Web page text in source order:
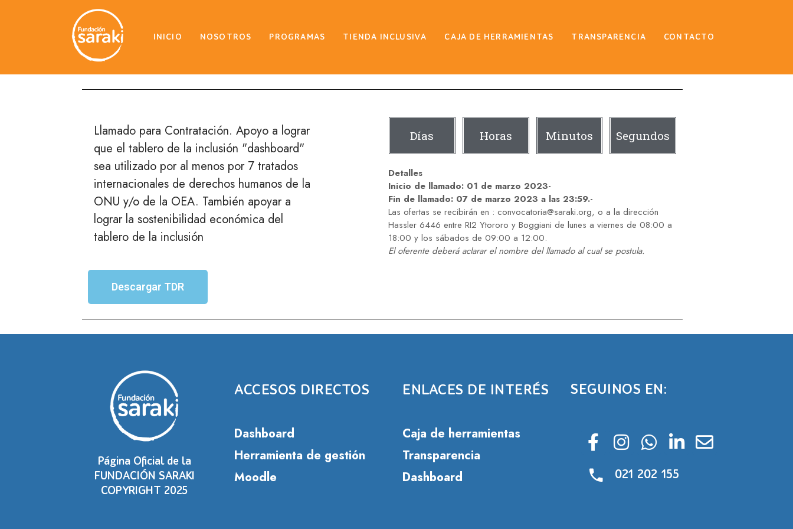
INICIO NOSOTROS PROGRAMAS TIENDA INCLUSIVA CAJA DE HERRAMIENTAS TRANSPARENCIA CONTACTO
Llamado para Contratación. Apoyo a lograr
que el tablero de la inclusión "dashboard"
sea utilizado por al menos por 7 tratados
internacionales de derechos humanos de la
ONU y/o de la OEA. También apoyar a
lograr la sostenibilidad económica del
tablero de la inclusión
Descargar TDR
Días Horas Minutos Segundos
Detalles
Inicio de llamado: 01 de marzo 2023-
Fin de llamado: 07 de marzo 2023 a las 23:59.-
Las ofertas se recibirán en : convocatoria@saraki.org, o a la dirección
Hassler 6446 entre RI2 Ytororo y Boggiani de lunes a viernes de 08:00 a
18:00 y los sábados de 09:00 a 12:00.
El oferente deberá aclarar el nombre del llamado al cual se postula.
Página Oficial de la
FUNDACIÓN SARAKI
COPYRIGHT 2025
ACCESOS DIRECTOS
Dashboard
Herramienta de gestión
Moodle
ENLACES DE INTERÉS
Caja de herramientas
Transparencia
Dashboard
SEGUINOS EN:
021 202 155